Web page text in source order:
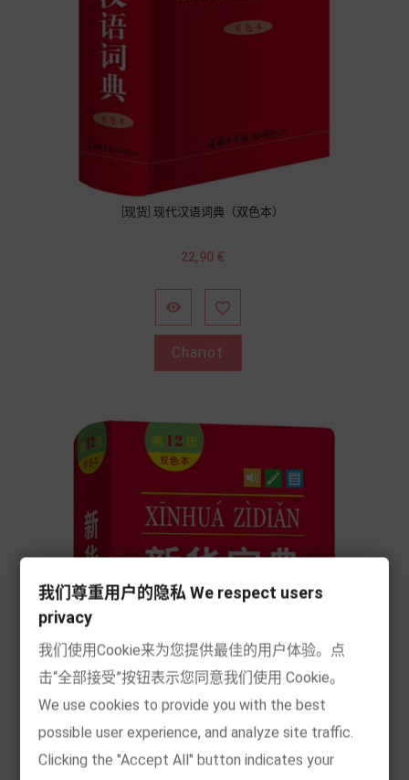
[现货] 现代汉语词典（双色本）
Prix
22,90 €
 
Chariot
我们尊重用户的隐私 We respect users
privacy
我们使用Cookie来为您提供最佳的用户体验。点
击“全部接受”按钮表示您同意我们使用 Cookie。
We use cookies to provide you with the best
possible user experience, and analyze site traffic.
Clicking the "Accept All" button indicates your